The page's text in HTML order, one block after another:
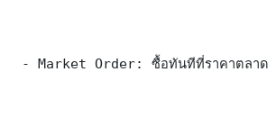
- Market Order: ซื้อทันทีที่ราคาตลาด